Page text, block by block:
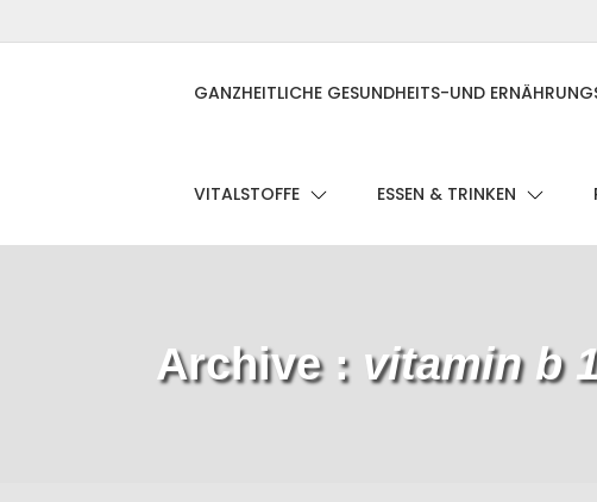
GANZHEITLICHE GESUNDHEITS-UND
VITALSTOFFE ESSEN & TRINKEN
Archive : vitamin b